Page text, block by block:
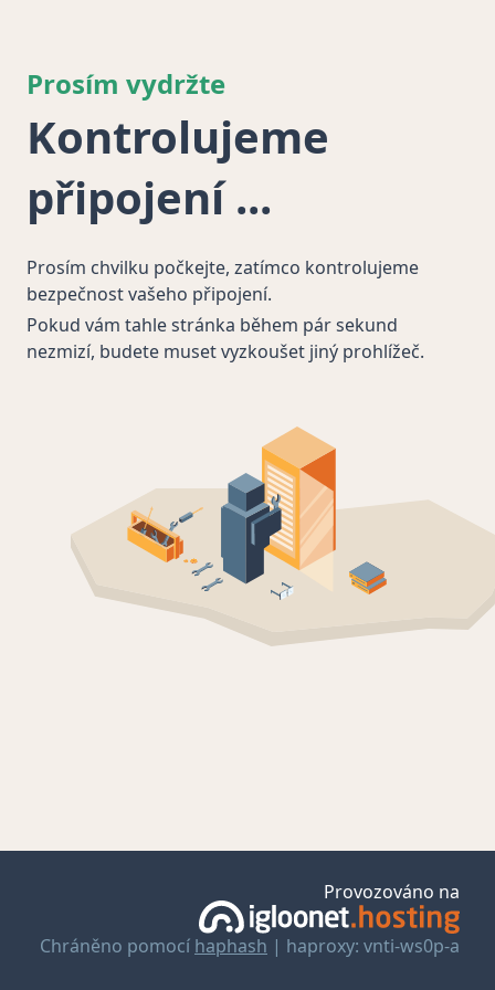
Prosím vydržte
Kontrolujeme
připojení
Prosím chvilku počkejte, zatímco kontrolujeme
bezpečnost vašeho připojení.
Pokud vám tahle stránka během pár sekund
nezmizí, budete muset vyzkoušet jiný prohlížeč.
✅
Provozováno na
Chráněno pomocí haphash | haproxy: vnti-ws0p-a